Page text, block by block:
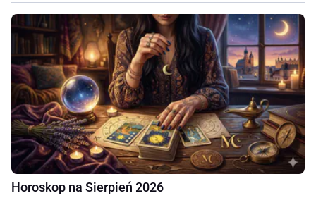
Horoskop na Sierpień 2026